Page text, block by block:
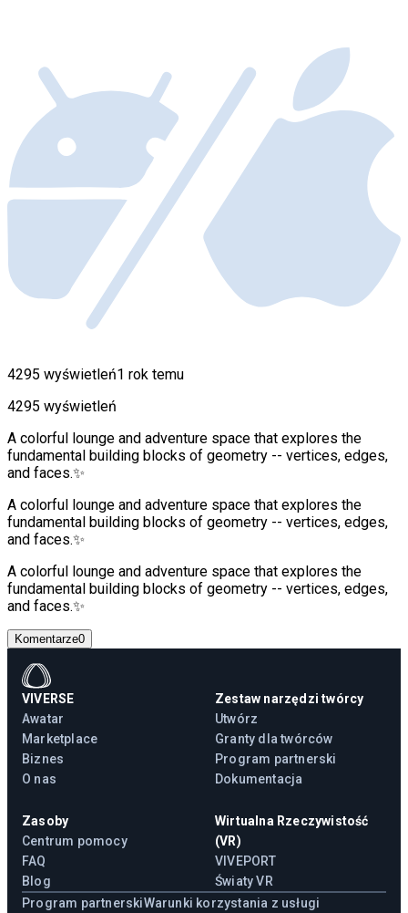
4295 wyświetleń1 rok temu
4295 wyświetleń
A colorful lounge and adventure space that explores the
fundamental building blocks of geometry -- vertices, edges,
and faces.✨
A colorful lounge and adventure space that explores the
fundamental building blocks of geometry -- vertices, edges,
and faces.✨
A colorful lounge and adventure space that explores the
fundamental building blocks of geometry -- vertices, edges,
and faces.✨
Komentarze0
VIVERSE
Awatar
Marketplace
Biznes
O nas
Zestaw narzędzi twórcy
Utwórz
Granty dla twórców
Program partnerski
Dokumentacja
Zasoby
Centrum pomocy
FAQ
Blog
Wirtualna Rzeczywistość
(VR)
VIVEPORT
Światy VR
Program partnerskiWarunki korzystania z usługi